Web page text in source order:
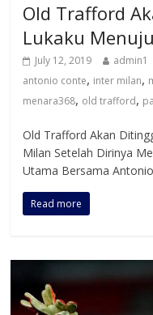
Old Trafford
Lukaku
July 12, 2019 admin1
antonio conte, inter milan,
menara368, old trafford,
Old Trafford Akan
Milan Setelah Dirinya
Utama Bersama
Read more